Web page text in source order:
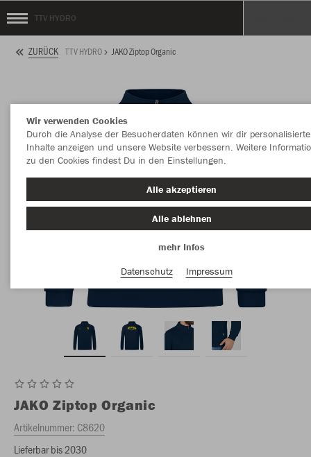
TTV HYDRO
ZURÜCK TTV HYDRO JAKO Ziptop Organic
JAKO Ziptop Organic
Artikelnummer: C8620
Lieferbar bis 2030
Wir verwenden Cookies
Durch die Analyse der Besucherdaten können wir dir personalisierte
Inhalte anzeigen und unsere Website verbessern. Weitere
zu den Cookies findest Du in den Einstellungen.
Alle akzeptieren
Alle ablehnen
mehr Infos
Datenschutz
Impressum